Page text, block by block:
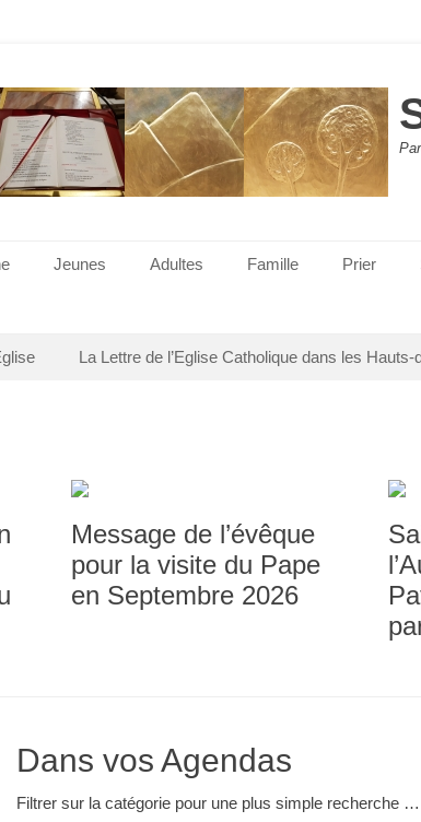
Jeunes Adultes Famille Prier
La Lettre de l’Eglise Catholique dans les Hauts-
Message de l’évêque
pour la visite du Pape
en Septembre 2026
Dans vos Agendas
Filtrer sur la catégorie pour une plus simple recherche …